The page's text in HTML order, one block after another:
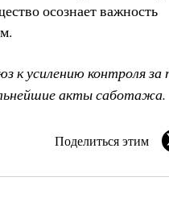
осознает важность
к усилению контроля за
акты саботажа.
Поделиться этим